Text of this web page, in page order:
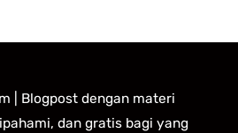
| Blogpost dengan materi
dan gratis bagi yang